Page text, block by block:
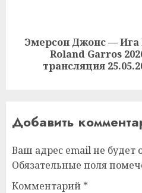
Следующая
запись:
Эмерсон Джонс —
Roland Garros
трансляция
Добавить
Ваш адрес email не будет
Обязательные поля
Комментарий *